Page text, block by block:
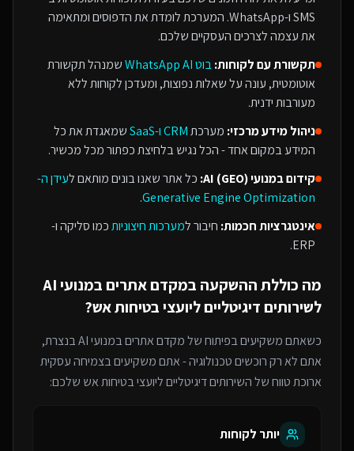
SMS ו-WhatsApp. המערכת לומדת את הדפוסים ומתאימה
את עצמה לצרכים העסקיים שלכם.
תקשורת עם לקוחות:בוט WhatsApp AI
שמנהל תקשורת
אוטומטית, עונה על שאלות נפוצות, ומעדכן לקוחות ללא
מעורבות ידנית.
ניהול מידע מרכזי: מערכתCRM ו-SaaS
שמאגדת את כל
המידע במקום אחד - הכל נגיש בלחיצת כפתור מכל מכשיר.
קידום במנועי AI (GEO):
כל אתר שאנו בונים מותאם לעידן ה-
Generative Engine Optimization
.
אינטגרציות חכמות: חיבור למערכות חיצוניותכמו סליקה ו-
ERP.
מה כוללת ההשקעה במקדם אתרים במנועי AI
לשירותים דיגיטליים ליועצי בטיחות אש?
כשאתם משקיעים בפיתוח שלמקדם אתרים במנועי AI בנצרת,
אתם לא רק רוכשים טכנולוגיה - אתם משקיעים בצמיחה עסקית
ארוכת טווח של השירותים דיגיטליים ליועצי בטיחות אש שלכם:
יותר לקוחות